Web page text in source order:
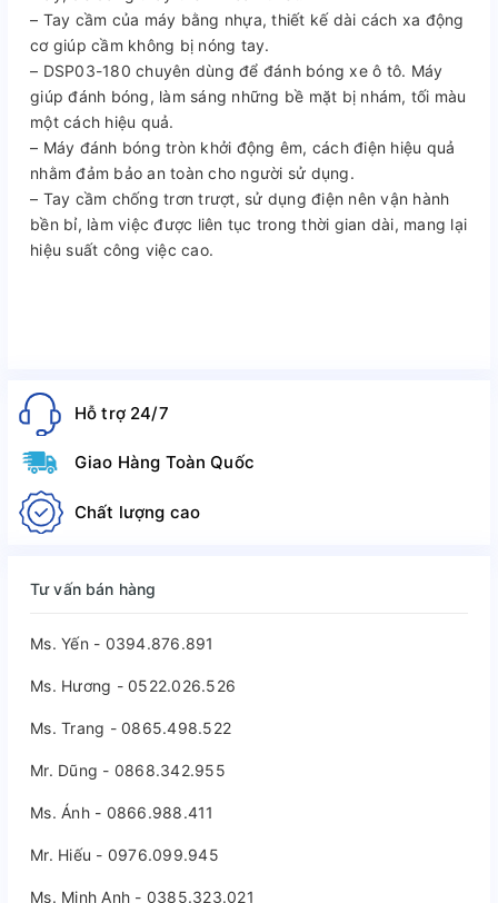
– Tay cầm của máy bằng nhựa, thiết kế dài cách xa động
cơ giúp cầm không bị nóng tay.
– DSP03-180 chuyên dùng để đánh bóng xe ô tô. Máy
giúp đánh bóng, làm sáng những bề mặt bị nhám, tối màu
một cách hiệu quả.
– Máy đánh bóng tròn khởi động êm, cách điện hiệu quả
nhằm đảm bảo an toàn cho người sử dụng.
– Tay cầm chống trơn trượt, sử dụng điện nên vận hành
bền bỉ, làm việc được liên tục trong thời gian dài, mang lại
hiệu suất công việc cao.
Hỗ trợ 24/7
Giao Hàng Toàn Quốc
Chất lượng cao
Tư vấn bán hàng
Ms. Yến - 0394.876.891
Ms. Hương - 0522.026.526
Ms. Trang - 0865.498.522
Mr. Dũng - 0868.342.955
Ms. Ánh - 0866.988.411
Mr. Hiếu - 0976.099.945
Ms. Minh Anh - 0385.323.021